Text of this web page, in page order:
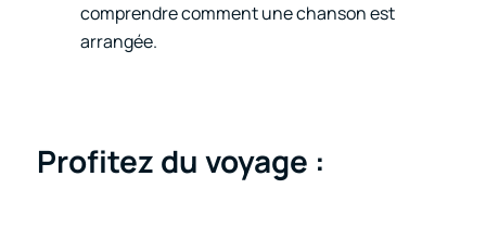
comprendre comment une chanson est
arrangée.
Profitez du voyage :